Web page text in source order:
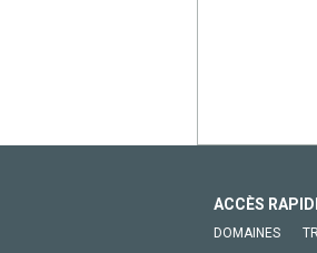
ACCÈS
DOMAINES